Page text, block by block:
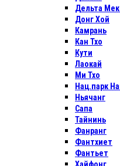
Дельта
Донг Хой
Камрань
Кан Тхо
Кути
Лаокай
Ми Тхо
Нац.парк
Ньячанг
Сапа
Тайнинь
Фанранг
Фантхиет
Фантьет